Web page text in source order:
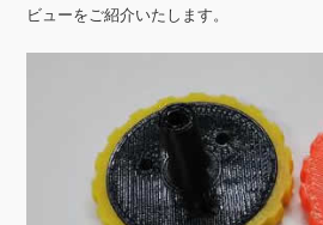
ビューをご紹介いたします。